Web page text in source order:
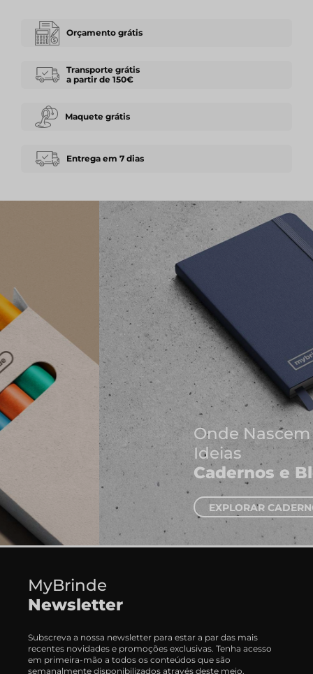
Orçamento grátis
Transporte grátis
a partir de 150€
Maquete grátis
Entrega em 7 dias
Onde Nascem As Melhores
Ideias
Cadernos e Blocos de Notas
EXPLORAR CADERNOS
MyBrinde
Newsletter
Subscreva a nossa newsletter para estar a par das mais
recentes novidades e promoções exclusivas. Tenha acesso
em primeira-mão a todos os conteúdos que são
semanalmente disponibilizados através deste meio.